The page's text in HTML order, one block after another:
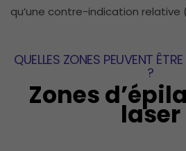
qu’une contre-indication relative
QUELLES ZONES PEUVENT ÊTRE
?
Zones
laser